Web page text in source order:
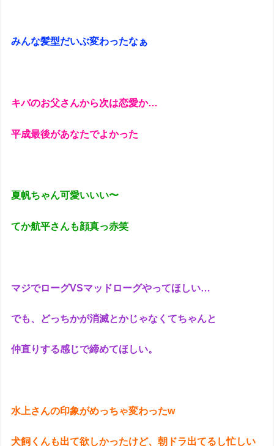
みんな髪型だいぶ変わったなぁ
キバのお父さんから次は恋愛か…
平成最後があなたでよかった
夏帆ちゃん可愛いいい〜
てか航平さんも顔真っ赤笑
マジでローグVSマッドローグやってほしい…
でも、どっちかが消滅とかじゃなくてちゃんと
仲直りする感じで締めてほしい。
水上さんの印象がめっちゃ変わったw
犬飼くんも出て欲しかったけど、朝ドラ出てるし忙しい